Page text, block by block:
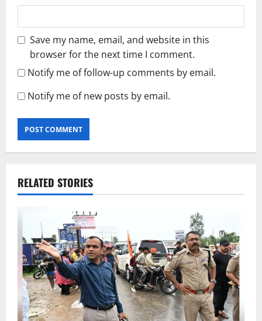
Save my name, email, and website in this
browser for the next time I comment.
Notify me of follow-up comments by email.
Notify me of new posts by email.
RELATED STORIES